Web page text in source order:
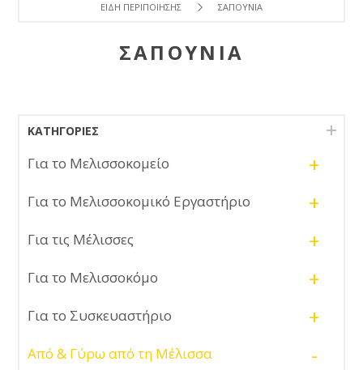
ΕΊΔΗ ΠΕΡΙΠΟΊΗΣΗΣ ΣΑΠΟΎΝΙΑ
ΣΑΠΟΎΝΙΑ
ΚΑΤΗΓΟΡΊΕΣ
Για το Μελισσοκομείο +
Για το Μελισσοκομικό Εργαστήριο +
Για τις Μέλισσες +
Για το Μελισσοκόμο +
Για το Συσκευαστήριο +
Από & Γύρω από τη Μέλισσα -